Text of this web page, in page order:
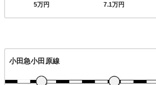
5万円
7.1万円
小田急小田原線